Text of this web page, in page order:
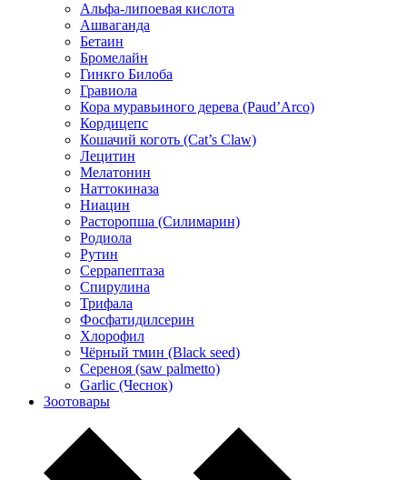
Альфа-липоевая кислота
Ашваганда
Бетаин
Бромелайн
Гинкго Билоба
Гравиола
Кора муравьиного дерева (Paud’Arco)
Кордицепс
Кошачий коготь (Cat’s Claw)
Лецитин
Мелатонин
Наттокиназа
Ниацин
Расторопша (Силимарин)
Родиола
Рутин
Серрапептаза
Спирулина
Трифала
Фосфатидилсерин
Хлорофил
Чёрный тмин (Black seed)
Сереноя (saw palmetto)
Garlic (Чеснок)
Зоотовары